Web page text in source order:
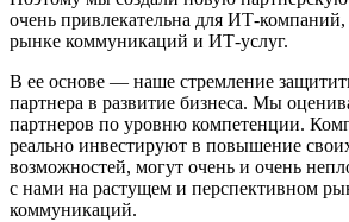
очень привлекательна для ИТ-
рынке коммуникаций и ИТ-услуг.
В ее основе — наше стремление
партнера в развитие бизнеса. Мы
партнеров по уровню компетенции.
реально инвестируют в повышение
возможностей, могут очень и очень
с нами на растущем и перспективном
коммуникаций.